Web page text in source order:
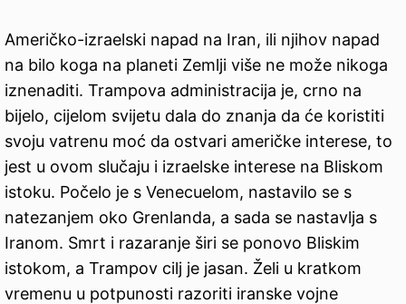
Američko-izraelski napad na Iran, ili njihov napad
na bilo koga na planeti Zemlji više ne može nikoga
iznenaditi. Trampova administracija je, crno na
bijelo, cijelom svijetu dala do znanja da će koristiti
svoju vatrenu moć da ostvari američke interese, to
jest u ovom slučaju i izraelske interese na Bliskom
istoku. Počelo je s Venecuelom, nastavilo se s
natezanjem oko Grenlanda, a sada se nastavlja s
Iranom. Smrt i razaranje širi se ponovo Bliskim
istokom, a Trampov cilj je jasan. Želi u kratkom
vremenu u potpunosti razoriti iranske vojne